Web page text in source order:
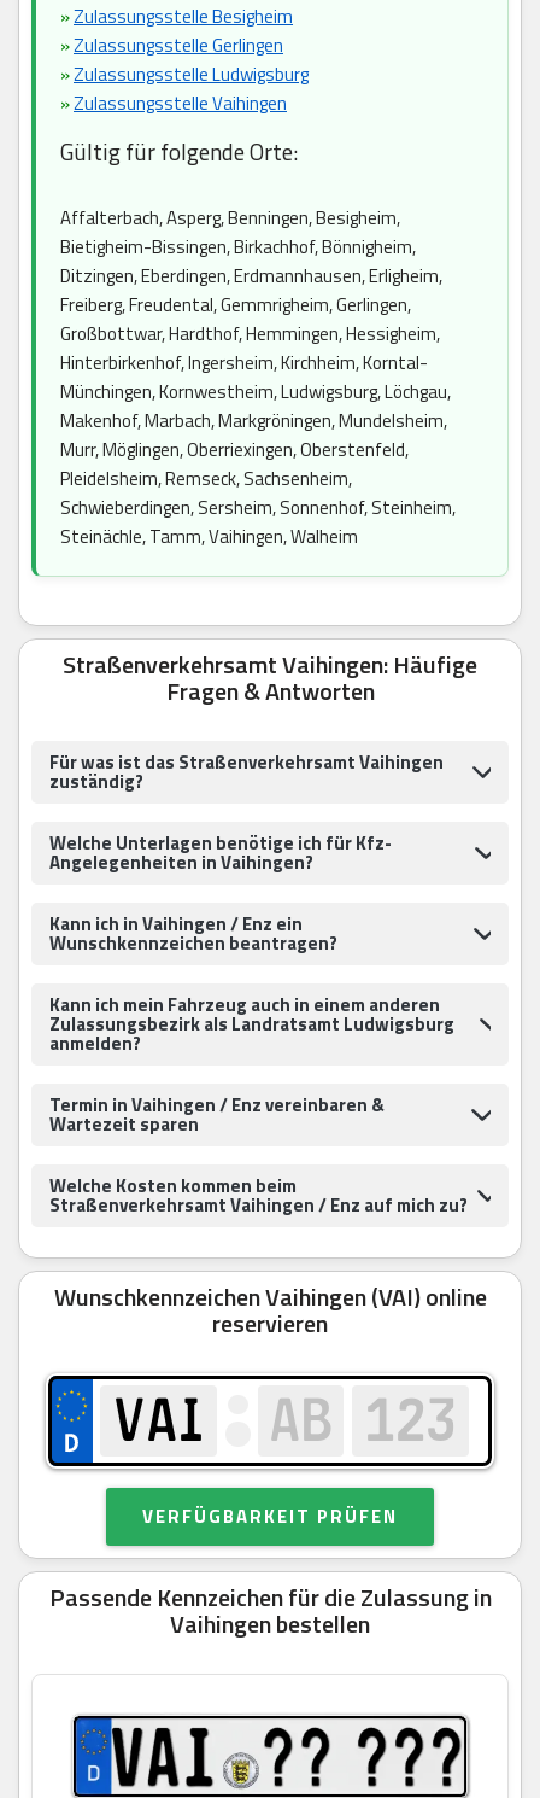
»Zulassungsstelle Besigheim
»Zulassungsstelle Gerlingen
»Zulassungsstelle Ludwigsburg
»Zulassungsstelle Vaihingen
Gültig für folgende Orte:
Affalterbach, Asperg, Benningen, Besigheim,
Bietigheim-Bissingen, Birkachhof, Bönnigheim,
Ditzingen, Eberdingen, Erdmannhausen, Erligheim,
Freiberg, Freudental, Gemmrigheim, Gerlingen,
Großbottwar, Hardthof, Hemmingen, Hessigheim,
Hinterbirkenhof, Ingersheim, Kirchheim, Korntal-
Münchingen, Kornwestheim, Ludwigsburg, Löchgau,
Makenhof, Marbach, Markgröningen, Mundelsheim,
Murr, Möglingen, Oberriexingen, Oberstenfeld,
Pleidelsheim, Remseck, Sachsenheim,
Schwieberdingen, Sersheim, Sonnenhof, Steinheim,
Steinächle, Tamm, Vaihingen, Walheim
Straßenverkehrsamt Vaihingen: Häufige
Fragen & Antworten
Für was ist das Straßenverkehrsamt Vaihingen
zuständig?
Welche Unterlagen benötige ich für Kfz-
Angelegenheiten in Vaihingen?
Kann ich in Vaihingen / Enz ein
Wunschkennzeichen beantragen?
Kann ich mein Fahrzeug auch in einem anderen
Zulassungsbezirk als Landratsamt Ludwigsburg
anmelden?
Termin in Vaihingen / Enz vereinbaren &
Wartezeit sparen
Welche Kosten kommen beim
Straßenverkehrsamt Vaihingen / Enz auf mich zu?
Wunschkennzeichen Vaihingen (VAI) online
reservieren
VERFÜGBARKEIT PRÜFEN
Passende Kennzeichen für die Zulassung in
Vaihingen bestellen